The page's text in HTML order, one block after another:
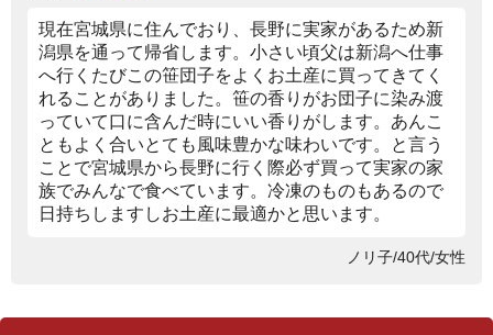
現在宮城県に住んでおり、長野に実家があるため新
潟県を通って帰省します。小さい頃父は新潟へ仕事
へ行くたびこの笹団子をよくお土産に買ってきてく
れることがありました。笹の香りがお団子に染み渡
っていて口に含んだ時にいい香りがします。あんこ
ともよく合いとても風味豊かな味わいです。と言う
ことで宮城県から長野に行く際必ず買って実家の家
族でみんなで食べています。冷凍のものもあるので
日持ちしますしお土産に最適かと思います。
ノリ子/40代/女性